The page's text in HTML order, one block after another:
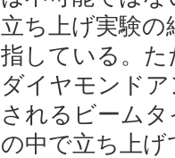
立ち上げ実験
指している。
ダイヤモンド
されるビーム
の中で立ち上